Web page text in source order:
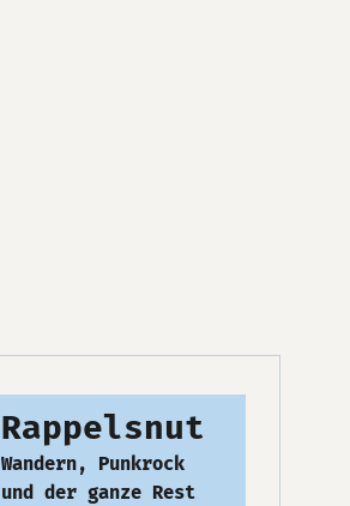
Rappelsnut
Wandern, Punkrock
und der ganze Rest